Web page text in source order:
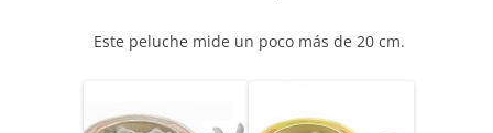
Este peluche mide un poco más de 20 cm.